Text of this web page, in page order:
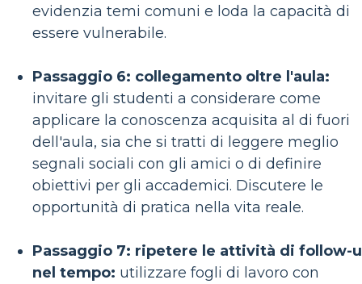
evidenzia temi comuni e loda la capacità di
essere vulnerabile.
Passaggio 6: collegamento oltre l'aula:
invitare gli studenti a considerare come
applicare la conoscenza acquisita al di fuori
dell'aula, sia che si tratti di leggere meglio
segnali sociali con gli amici o di definire
obiettivi per gli accademici. Discutere le
opportunità di pratica nella vita reale.
Passaggio 7: ripetere le attività di follow-
nel tempo: utilizzare fogli di lavoro con